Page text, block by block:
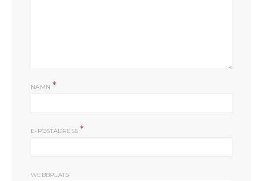
NAMN*
E-POSTADRESS*
WEBBPLATS